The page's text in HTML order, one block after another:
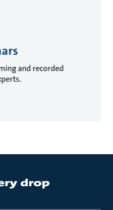
and recorded